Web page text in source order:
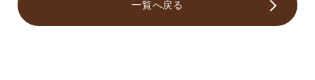
一覧へ戻る